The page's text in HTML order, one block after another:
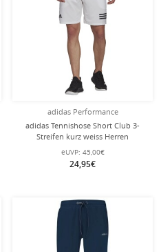
adidas Performance
adidas Tennishose Short Club 3-
Streifen kurz weiss Herren
eUVP: 45,00€
24,95€